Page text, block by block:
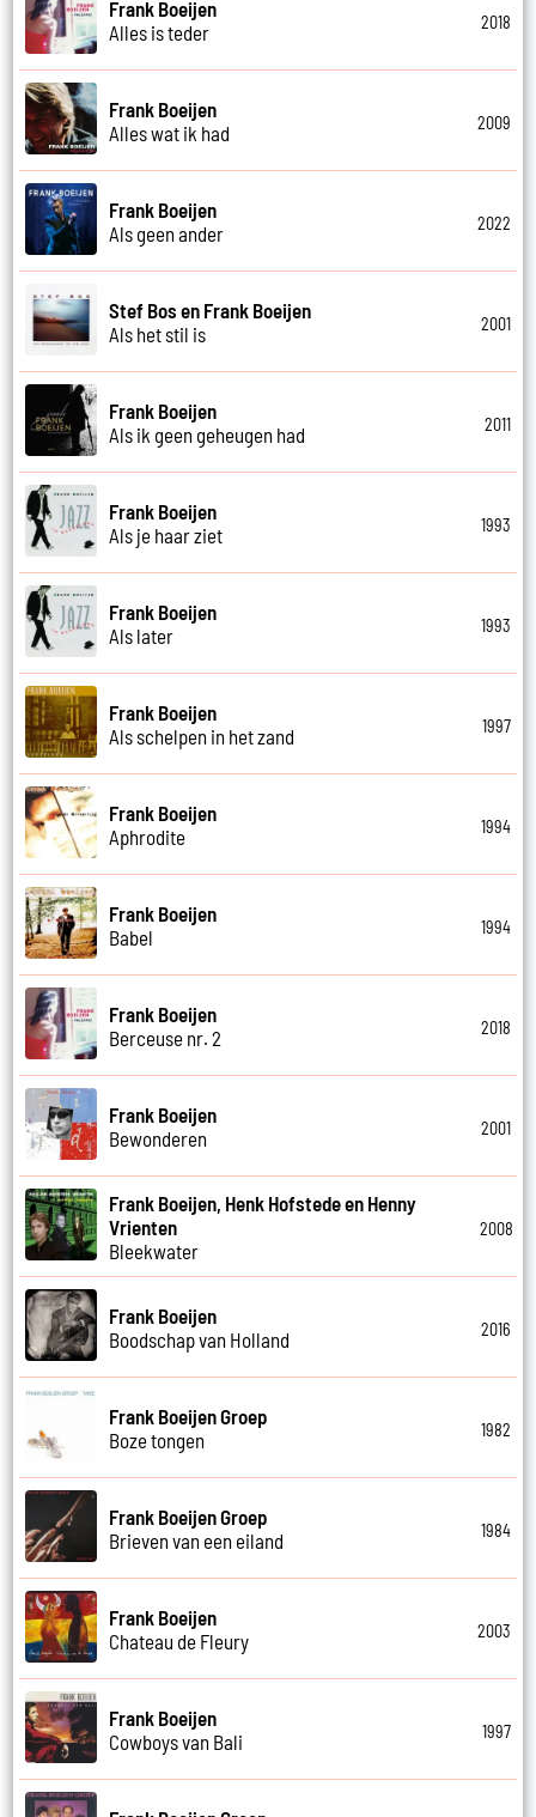
Frank Boeijen
Alles is teder
2018
Frank Boeijen
Alles wat ik had
2009
Frank Boeijen
Als geen ander
2022
Stef Bos en Frank Boeijen
Als het stil is
2001
Frank Boeijen
Als ik geen geheugen had
2011
Frank Boeijen
Als je haar ziet
1993
Frank Boeijen
Als later
1993
Frank Boeijen
Als schelpen in het zand
1997
Frank Boeijen
Aphrodite
1994
Frank Boeijen
Babel
1994
Frank Boeijen
Berceuse nr. 2
2018
Frank Boeijen
Bewonderen
2001
Frank Boeijen, Henk Hofstede en Henny
Vrienten
Bleekwater
2008
Frank Boeijen
Boodschap van Holland
2016
Frank Boeijen Groep
Boze tongen
1982
Frank Boeijen Groep
Brieven van een eiland
1984
Frank Boeijen
Chateau de Fleury
2003
Frank Boeijen
Cowboys van Bali
1997